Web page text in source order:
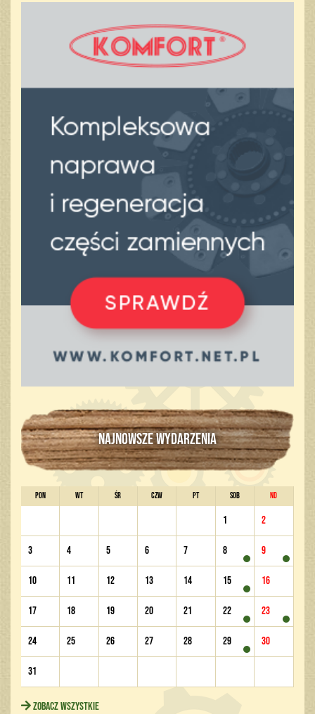
NAJNOWSZE WYDARZENIA
PON WT ŚR CZW PT SOB ND
1 2
3 4 5 6 7 8 9
10 11 12 13 14 15 16
17 18 19 20 21 22 23
24 25 26 27 28 29 30
31
Zobacz wszystkie